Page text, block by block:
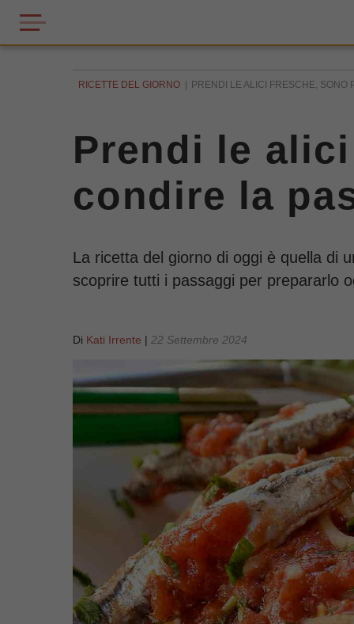
RICETTE DEL GIORNO PRENDI LE ALICI FRESCHE, SONO
Prendi le
condire la
La ricetta del giorno di oggi è quella di
scoprire tutti i passaggi per prepararlo
Di Kati Irrente | 22 Settembre 2024